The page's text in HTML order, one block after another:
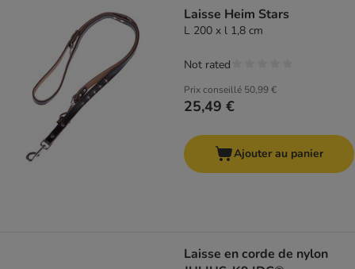
Laisse Heim Stars
L 200 x l 1,8 cm
Prix conseillé 50,99 €
25,49 €
Not rated
Ajouter au panier
Laisse en corde de nylon